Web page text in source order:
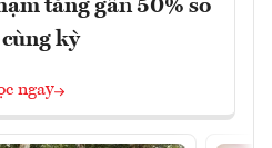
tăng gần 50% so
kỳ
ngay